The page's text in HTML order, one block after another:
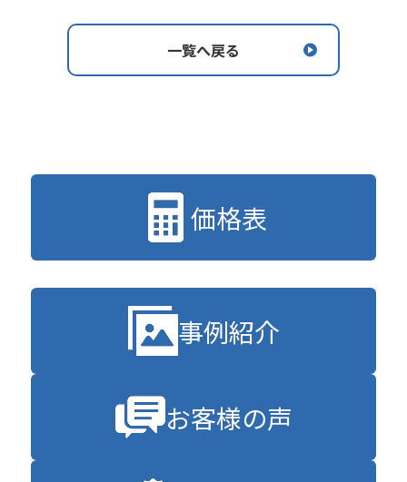
一覧へ戻る
価格表
事例紹介
お客様の声